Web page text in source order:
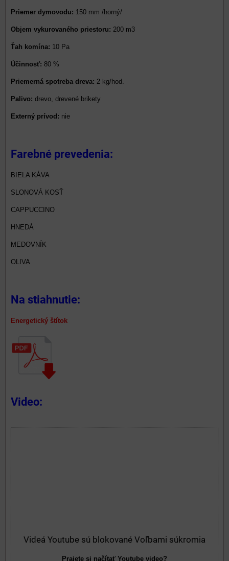
Priemer dymovodu: 150 mm /horný/
Objem vykurovaného priestoru: 200 m3
Ťah komína: 10 Pa
Účinnosť: 80 %
Priemerná spotreba dreva: 2 kg/hod.
Palivo: drevo, drevené brikety
Externý prívod: nie
Farebné prevedenia:
BIELA KÁVA
SLONOVÁ KOSŤ
CAPPUCCINO
HNEDÁ
MEDOVNÍK
OLIVA
Na stiahnutie:
Energetický štítok
Video:
Videá Youtube sú blokované Voľbami súkromia
Prajete si načítať Youtube video?